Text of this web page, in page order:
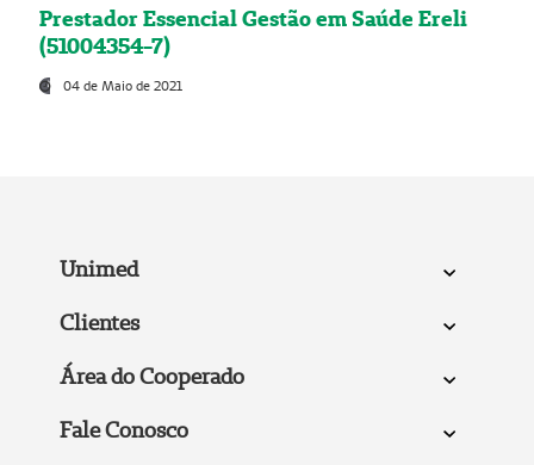
Prestador Essencial Gestão em Saúde Ereli
(51004354-7)
04 de Maio de 2021
Unimed
Clientes
Área do Cooperado
Fale Conosco